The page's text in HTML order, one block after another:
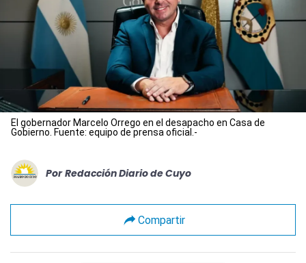
El gobernador Marcelo Orrego en el desapacho en Casa de
Gobierno. Fuente: equipo de prensa oficial.-
Por Redacción Diario de Cuyo
Compartir